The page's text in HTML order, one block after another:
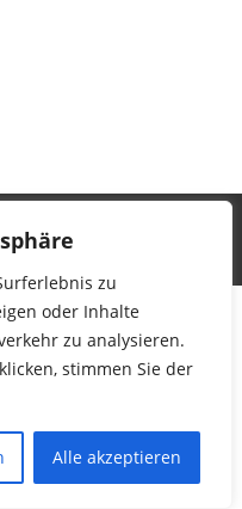
zu
oder Inhalte
zu analysieren.
stimmen Sie der
Alle akzeptieren
COLLECTION